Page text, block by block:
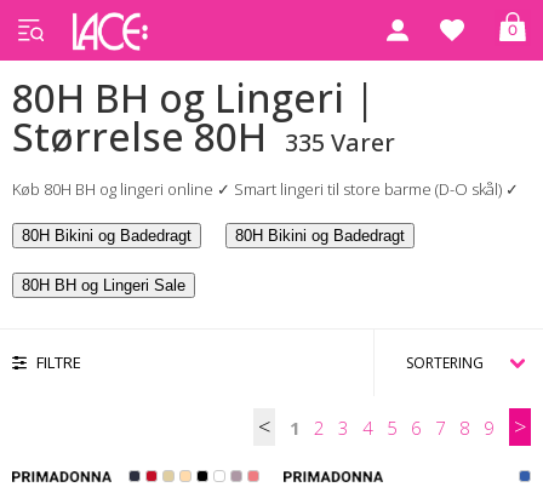
0
Forside BH 80H BH og Lingeri | Størrelse 80H
80H BH og Lingeri |
Størrelse 80H 335 Varer
Køb 80H BH og lingeri online ✓ Smart lingeri til store barme (D-O skål) ✓
80H Bikini og Badedragt 80H Bikini og Badedragt
80H BH og Lingeri Sale
FILTRE
< 1 2 3 4 5 6 7 8 9 >